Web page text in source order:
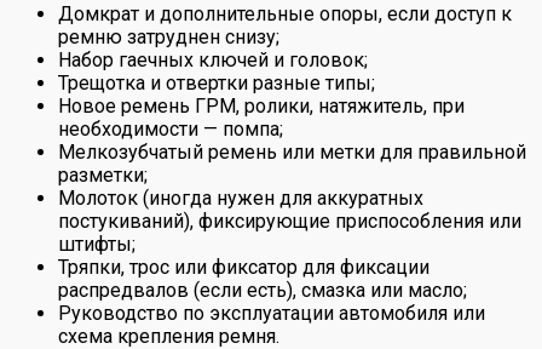
Домкрат и дополнительные опоры, если доступ к
ремню затруднен снизу;
Набор гаечных ключей и головок;
Трещотка и отвертки разные типы;
Новое ремень ГРМ, ролики, натяжитель, при
необходимости — помпа;
Мелкозубчатый ремень или метки для правильной
разметки;
Молоток (иногда нужен для аккуратных
постукиваний), фиксирующие приспособления или
штифты;
Тряпки, трос или фиксатор для фиксации
распредвалов (если есть), смазка или масло;
Руководство по эксплуатации автомобиля или
схема крепления ремня.